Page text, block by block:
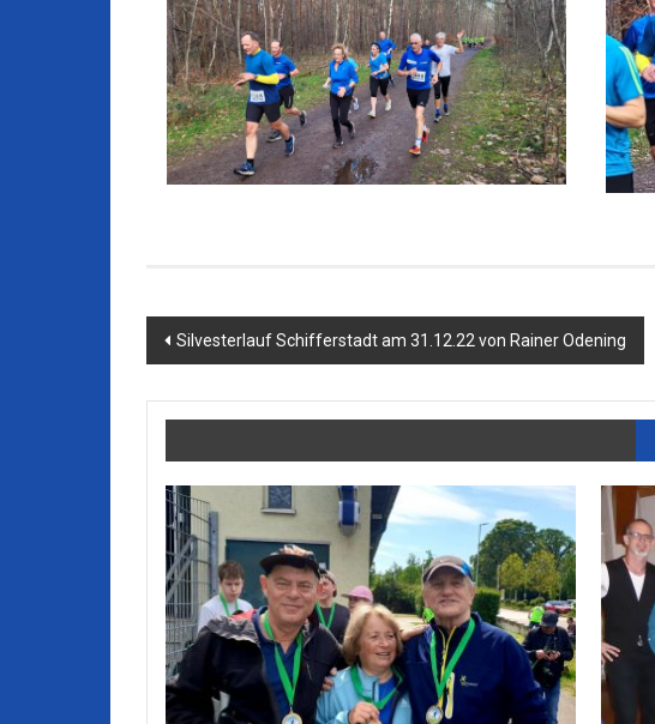
Beitragsnavigation
Silvesterlauf Schifferstadt am 31.12.22 von Rainer Odening